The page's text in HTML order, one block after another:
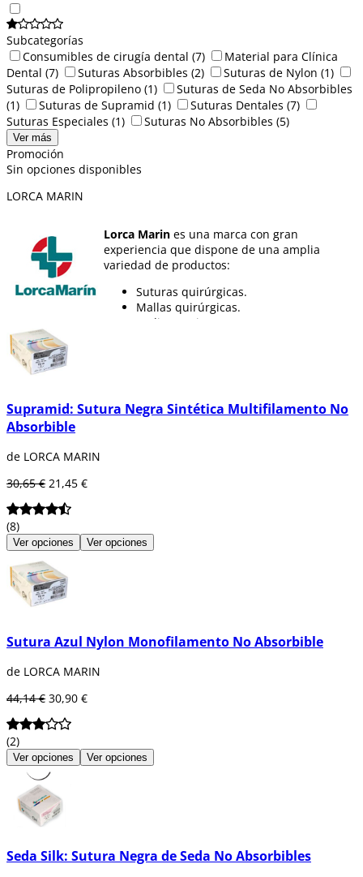
Subcategorías
Consumibles de cirugía dental (7)
Material para Clínica
Dental (7) Suturas Absorbibles (2) Suturas de Nylon (1)
Suturas de Polipropileno (1)
Suturas de Seda No Absorbibles
(1)
Suturas de Supramid (1) Suturas Dentales (7)
Suturas Especiales (1) Suturas No Absorbibles (5)
Ver más
Promoción
Sin opciones disponibles
LORCA MARIN
Lorca Marin es una marca con gran
experiencia que dispone de una amplia
variedad de productos:
Suturas quirúrgicas.
Mallas quirúrgicas.
Radioterapia.
Además,Lorca Marintrata de que su
Supramid: Sutura Negra Sintética Multifilamento No
Absorbible
de LORCA MARIN
30,65 € 21,45 €
(8)
Ver opciones Ver opciones
Sutura Azul Nylon Monofilamento No Absorbible
de LORCA MARIN
44,14 € 30,90 €
(2)
Ver opciones Ver opciones
Seda Silk: Sutura Negra de Seda No Absorbibles